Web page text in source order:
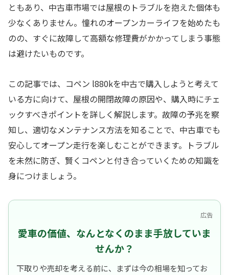
ともあり、中古車市場では屋根のトラブルを抱えた個体も
少なくありません。憧れのオープンカーライフを始めたも
のの、すぐに故障して高額な修理費がかかってしまう事態
は避けたいものです。
この記事では、コペン l880kを中古で購入しようと考えて
いる方に向けて、屋根の開閉故障の原因や、購入時にチェ
ックすべきポイントを詳しく解説します。故障の予兆を察
知し、適切なメンテナンス方法を知ることで、中古車でも
安心してオープン走行を楽しむことができます。トラブル
を未然に防ぎ、賢くコペンと付き合っていくための知識を
身につけましょう。
広告
愛車の価値、なんとなくのまま手放していま
せんか？
下取りや売却を考える前に、まずは今の相場を知ってお